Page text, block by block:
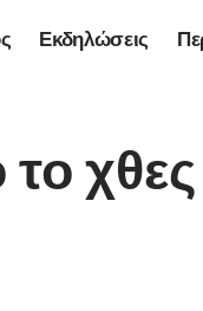
Εκδηλώσεις